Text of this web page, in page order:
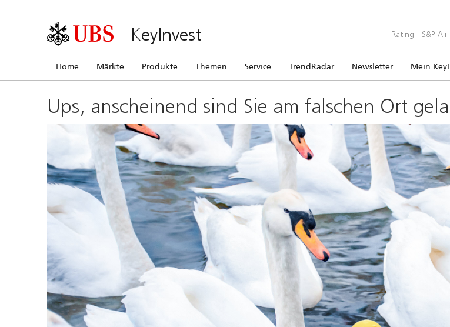
KeyInvest Rating: S&P A+
Home Märkte Produkte Themen Service TrendRadar Newsletter Mein
Ups, anscheinend sind Sie am falschen Ort